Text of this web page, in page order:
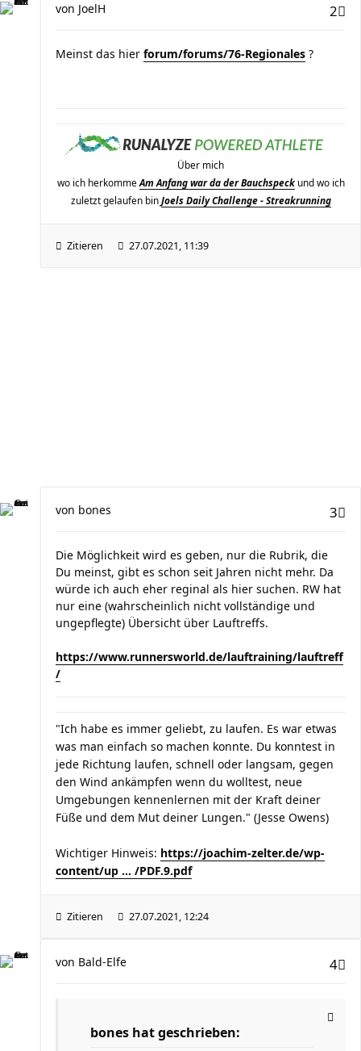
2
von JoelH
Meinst das hier forum/forums/76-Regionales ?
Über mich
wo ich herkomme Am Anfang war da der Bauchspeckund wo ich
zuletzt gelaufen binJoels Daily Challenge - Streakrunning
Zitieren 27.07.2021, 11:39
3
von bones
Die Möglichkeit wird es geben, nur die Rubrik, die
Du meinst, gibt es schon seit Jahren nicht mehr. Da
würde ich auch eher reginal als hier suchen. RW hat
nur eine (wahrscheinlich nicht vollständige und
ungepflegte) Übersicht über Lauftreffs.
https://www.runnersworld.de/lauftraining/lauftreff
/
"Ich habe es immer geliebt, zu laufen. Es war etwas
was man einfach so machen konnte. Du konntest in
jede Richtung laufen, schnell oder langsam, gegen
den Wind ankämpfen wenn du wolltest, neue
Umgebungen kennenlernen mit der Kraft deiner
Füße und dem Mut deiner Lungen." (Jesse Owens)
Wichtiger Hinweis: https://joachim-zelter.de/wp-
content/up ... /PDF.9.pdf
Zitieren 27.07.2021, 12:24
4
von Bald-Elfe
bones hat geschrieben: